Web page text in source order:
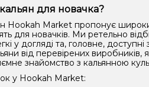
для новачка?
Hookah Market пропонує
для новачків. Ми ретельно
у догляді та, головне,
від перевірених виробників,
знайомство з кальянною
у Hookah Market: